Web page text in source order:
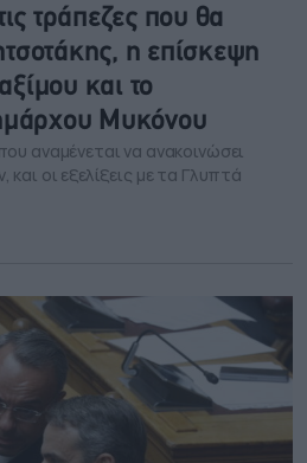
τράπεζες που θα
η επίσκεψη
και το
Μυκόνου
αναμένεται να ανακοινώσει
οι εξελίξεις με τα Γλυπτά